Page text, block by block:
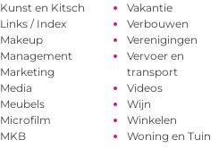
Kunst en Kitsch
Links / Index
Makeup
Management
Marketing
Media
Meubels
Microfilm
MKB
Vakantie
Verbouwen
Verenigingen
Vervoer en
transport
Videos
Wijn
Winkelen
Woning en Tuin